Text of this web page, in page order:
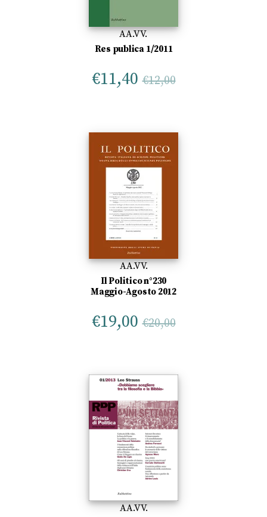
AA.VV.
Res publica 1/2011
€11,40 €12,00
AA.VV.
Il Politico n°230
Maggio-Agosto 2012
€19,00 €20,00
AA.VV.